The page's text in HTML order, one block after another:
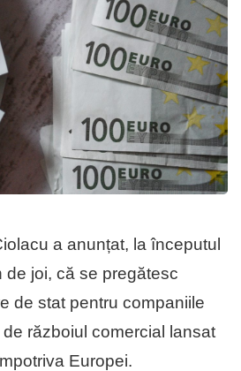
a anunțat, la începutul
de joi, că se pregătesc
de stat pentru companiile
războiul comercial lansat
Europei.